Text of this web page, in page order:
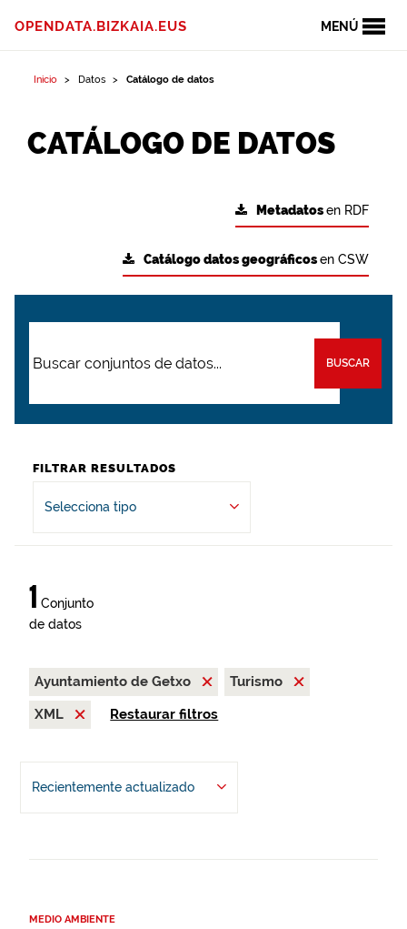
MENÚ
OPENDATA.BIZKAIA.EUS
Inicio Datos Catálogo de datos
CATÁLOGO DE DATOS
Metadatosen RDF
Catálogo datos geográficosen CSW
BUSCAR
FILTRAR RESULTADOS
Selecciona tipo
1 Conjunto
de datos
Ayuntamiento de Getxo
Turismo
XML
Restaurar filtros
Recientemente actualizado
MEDIO AMBIENTE